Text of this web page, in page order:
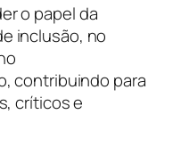
o papel da
inclusão, no
contribuindo para
críticos e